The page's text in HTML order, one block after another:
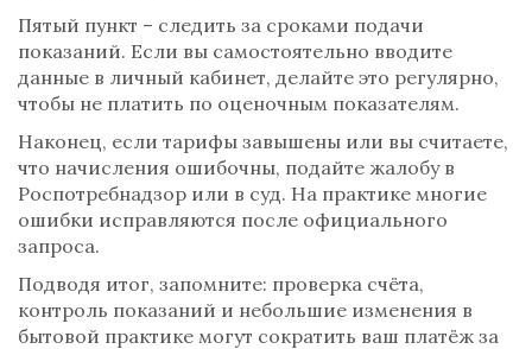
Пятый пункт – следить за сроками подачи
показаний. Если вы самостоятельно вводите
данные в личный кабинет, делайте это регулярно,
чтобы не платить по оценочным показателям.
Наконец, если тарифы завышены или вы считаете,
что начисления ошибочны, подайте жалобу в
Роспотребнадзор или в суд. На практике многие
ошибки исправляются после официального
запроса.
Подводя итог, запомните: проверка счёта,
контроль показаний и небольшие изменения в
бытовой практике могут сократить ваш платёж за